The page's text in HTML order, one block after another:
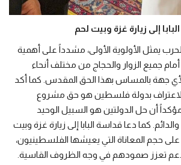
إلى زيارة غزة وبيت لحم
يمثل الأولوية الأولى، مشدداً على أهمية
جميع الزوار والحجاج من مختلف أنحاء
جهة بالمساس بهذا الحق المقدس. كما أكد
الاعتراف بدولة فلسطين هو حق مشروع
أن حل الدولتين هو السبيل الوحيد
كما دعا قداسة البابا إلى زيارة غزة وبيت
حجم المعاناة التي يعيشها الفلسطينيون،
تعزز صمودهم في وجه الظروف القاسية.